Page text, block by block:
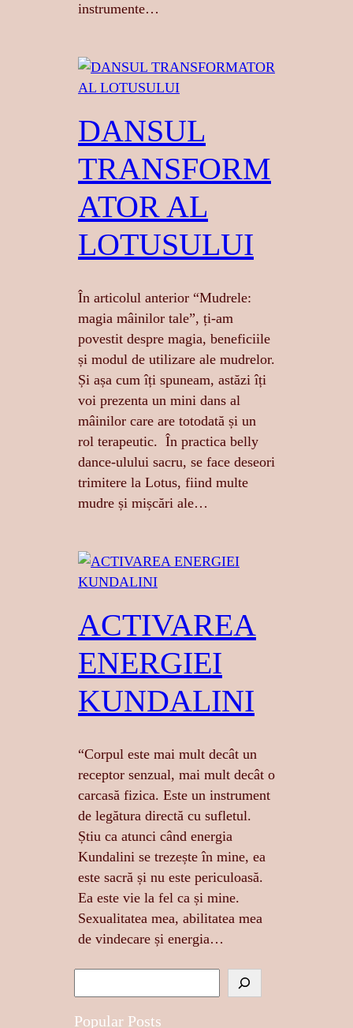
instrumente…
DANSUL
TRANSFORM
ATOR AL
LOTUSULUI
În articolul anterior “Mudrele:
magia mâinilor tale”, ți-am
povestit despre magia, beneficiile
și modul de utilizare ale mudrelor.
Și așa cum îți spuneam, astăzi îți
voi prezenta un mini dans al
mâinilor care are totodată și un
rol terapeutic. În practica belly
dance-ulului sacru, se face deseori
trimitere la Lotus, fiind multe
mudre și mișcări ale…
ACTIVAREA
ENERGIEI
KUNDALINI
“Corpul este mai mult decât un
receptor senzual, mai mult decât o
carcasă fizica. Este un instrument
de legătura directă cu sufletul.
Știu ca atunci când energia
Kundalini se trezește în mine, ea
este sacră și nu este periculoasă.
Ea este vie la fel ca și mine.
Sexualitatea mea, abilitatea mea
de vindecare și energia…
e
a
Popular Posts